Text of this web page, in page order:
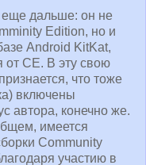
еще дальше: он не
Edition, но и
Android KitKat,
от CE. В эту свою
что тоже
включены
автора, конечно же.
имеется
Community
участию в